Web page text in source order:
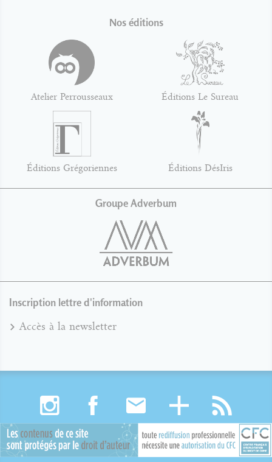
Nos éditions
Atelier Perrousseaux Éditions Le Sureau
Éditions Grégoriennes Éditions DésIris
Groupe Adverbum
Inscription lettre d'information
Accès à la newsletter